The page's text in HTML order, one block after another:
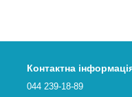
Контактна
044 239-18-89